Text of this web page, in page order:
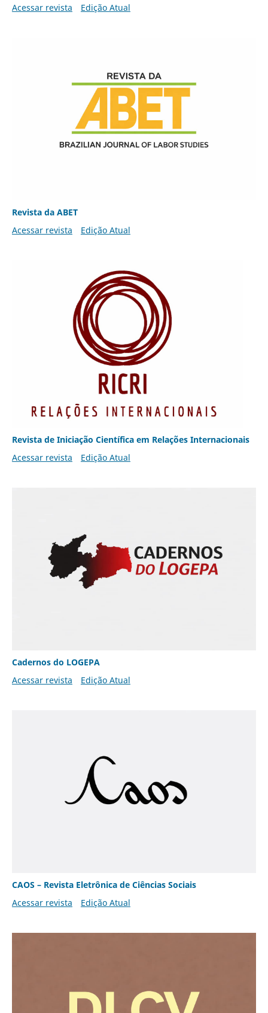
Acessar revista Edição Atual
Revista da ABET
Acessar revista
Edição Atual
Revista de Iniciação Científica em Relações Internacionais
Acessar revista
Edição Atual
Cadernos do LOGEPA
Acessar revista
Edição Atual
CAOS – Revista Eletrônica de Ciências Sociais
Acessar revista
Edição Atual